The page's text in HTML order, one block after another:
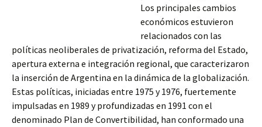
Los principales cambios
económicos estuvieron
relacionados con las
políticas neoliberales de privatización, reforma del Estado,
apertura externa e integración regional, que caracterizaron
la inserción de Argentina en la dinámica de la globalización.
Estas políticas, iniciadas entre 1975 y 1976, fuertemente
impulsadas en 1989 y profundizadas en 1991 con el
denominado Plan de Convertibilidad, han conformado una